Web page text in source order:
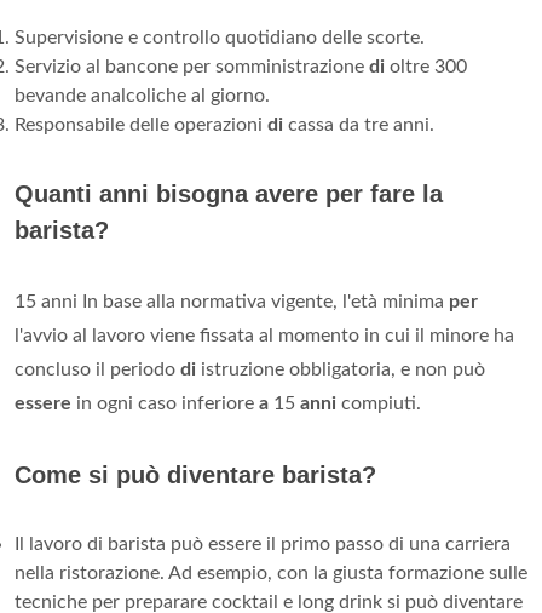
Supervisione e controllo quotidiano delle scorte.
Servizio al bancone per somministrazione di oltre 300
bevande analcoliche al giorno.
Responsabile delle operazioni di cassa da tre anni.
Quanti anni bisogna avere per fare la
barista?
15 anni In base alla normativa vigente, l'età minima per
l'avvio al lavoro viene fissata al momento in cui il minore ha
concluso il periodo di istruzione obbligatoria, e non può
essere in ogni caso inferiore a 15 anni compiuti.
Come si può diventare barista?
Il lavoro di barista può essere il primo passo di una carriera
nella ristorazione. Ad esempio, con la giusta formazione sulle
tecniche per preparare cocktail e long drink si può diventare